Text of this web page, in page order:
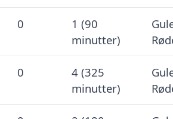
0
1 (90
minutter)
0
4 (325
minutter)